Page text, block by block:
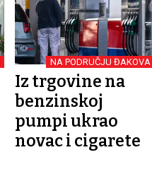
NA PODRUČJU ĐAKOVA
Iz trgovine na
benzinskoj
pumpi ukrao
novac i cigarete